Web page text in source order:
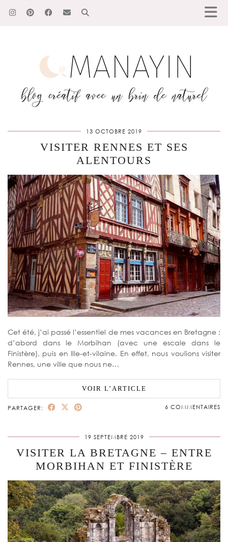
13 OCTOBRE 2019
VISITER RENNES ET SES
ALENTOURS
Cet été, j’ai passé l’essentiel de mes vacances en Bretagne ;
d’abord dans le Morbihan (avec une escale dans le
Finistère), puis en Ille-et-vilaine. En effet, nous voulions visiter
Rennes, une ville que nous ne…
VOIR L’ARTICLE
PARTAGER: 6 COMMENTAIRES
19 SEPTEMBRE 2019
VISITER LA BRETAGNE – ENTRE
MORBIHAN ET FINISTÈRE